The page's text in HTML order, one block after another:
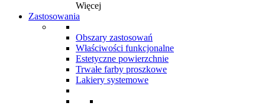
Więcej
Zastosowania
Obszary zastosowań
Właściwości funkcjonalne
Estetyczne powierzchnie
Trwałe farby proszkowe
Lakiery systemowe